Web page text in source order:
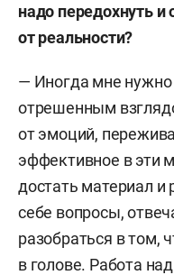
надо передохнуть и
от реальности?
— Иногда мне нужно
отрешенным
от эмоций,
эффективное в эти
достать материал и
себе вопросы,
разобраться в том,
в голове. Работа